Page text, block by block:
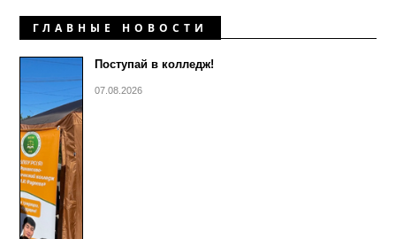
ГЛАВНЫЕ НОВОСТИ
Поступай в колледж!
07.08.2026